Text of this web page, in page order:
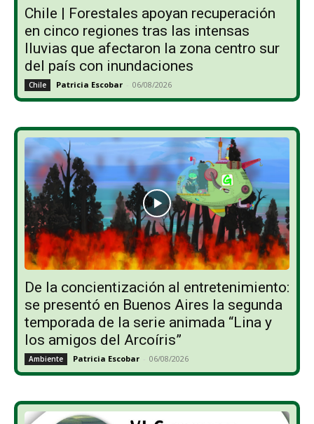
Chile | Forestales apoyan recuperación
en cinco regiones tras las intensas
lluvias que afectaron la zona centro sur
del país con inundaciones
Chile Patricia Escobar - 06/08/2026
De la concientización al entretenimiento:
se presentó en Buenos Aires la segunda
temporada de la serie animada “Lina y
los amigos del Arcoíris”
Ambiente Patricia Escobar - 06/08/2026